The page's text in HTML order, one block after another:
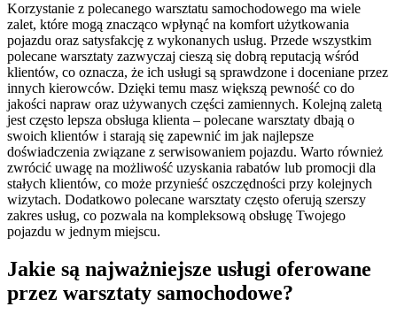
Korzystanie z polecanego warsztatu samochodowego ma wiele
zalet, które mogą znacząco wpłynąć na komfort użytkowania
pojazdu oraz satysfakcję z wykonanych usług. Przede wszystkim
polecane warsztaty zazwyczaj cieszą się dobrą reputacją wśród
klientów, co oznacza, że ich usługi są sprawdzone i doceniane przez
innych kierowców. Dzięki temu masz większą pewność co do
jakości napraw oraz używanych części zamiennych. Kolejną zaletą
jest często lepsza obsługa klienta – polecane warsztaty dbają o
swoich klientów i starają się zapewnić im jak najlepsze
doświadczenia związane z serwisowaniem pojazdu. Warto również
zwrócić uwagę na możliwość uzyskania rabatów lub promocji dla
stałych klientów, co może przynieść oszczędności przy kolejnych
wizytach. Dodatkowo polecane warsztaty często oferują szerszy
zakres usług, co pozwala na kompleksową obsługę Twojego
pojazdu w jednym miejscu.
Jakie są najważniejsze usługi oferowane
przez warsztaty samochodowe?